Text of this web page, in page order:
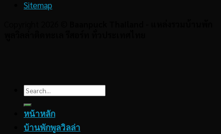
Sitemap
Search
หน้าหลัก
บ้านพักพูลวิลล่า